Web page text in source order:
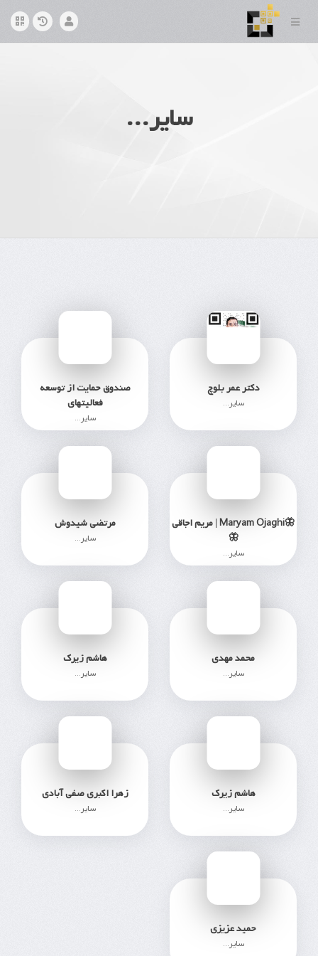
سایر...
دکتر عمر بلوچ
سایر...
صندوق حمایت از توسعه
فعالیتهای
سایر...
🦋Maryam Ojaghi | مریم اجاقی
🦋
سایر...
مرتضی شیدوش
سایر...
محمد مهدی
سایر...
هاشم زیرک
سایر...
هاشم زیرک
سایر...
زهرا اکبری صفی آبادی
سایر...
حمید عزیزی
سایر...